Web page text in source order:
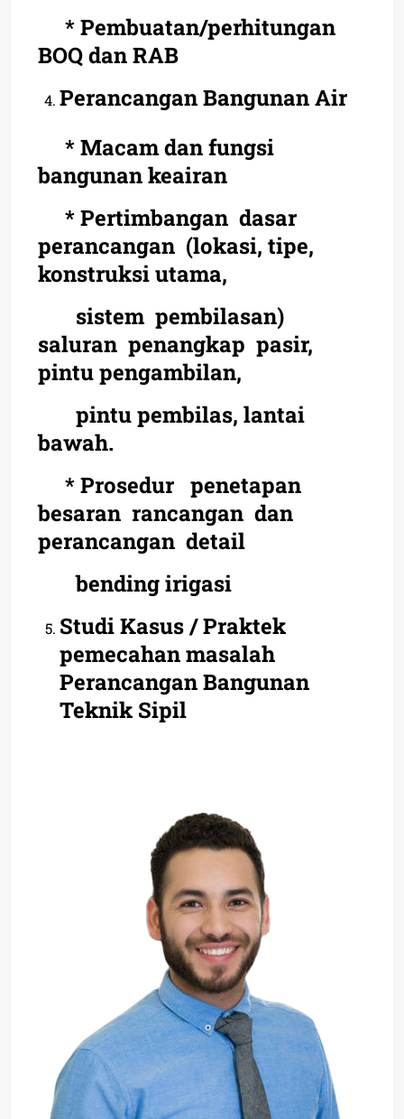
* Pembuatan/perhitungan
BOQ dan RAB
Perancangan Bangunan Air
* Macam dan fungsi
bangunan keairan
* Pertimbangan dasar
perancangan (lokasi, tipe,
konstruksi utama,
sistem pembilasan)
saluran penangkap pasir,
pintu pengambilan,
pintu pembilas, lantai
bawah.
* Prosedur penetapan
besaran rancangan dan
perancangan detail
bending irigasi
Studi Kasus / Praktek
pemecahan masalah
Perancangan Bangunan
Teknik Sipil